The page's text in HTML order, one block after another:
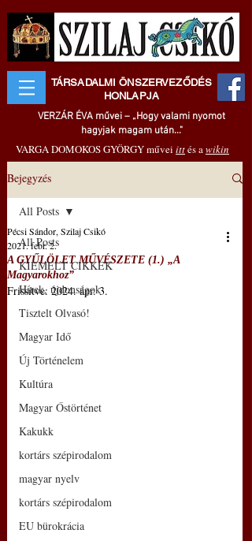
TÁRSADALMI ÖNSZERVEZŐDÉS
HONLAPJA
VERZÁR ÉVA művei – „Hogy valami nyomot
hagyjak magam után..."
VARGA DOMOKOS GYÖRGY művei ittés awikin
Bejegyzés
All Posts
KIEMELT CIKKEK
Hírek, újdonságok
Tisztelt Olvasó!
Magyar Idő
Új Történelem
Kultúra
Magyar Őstörténet
Kakukk
kortárs szépirodalom
magyar nyelv
kortárs szépirodalom
EU bürokrácia
All Posts
A GYŰLÖLET MŰVÉSZETE (1.) „A
Magyarokhoz”
Pécsi Sándor, Szilaj Csikó
2021. febr. 2.
Frissítve:2024. ápr. 3.